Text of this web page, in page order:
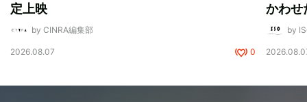
定上映
by CINRA編集部
2026.08.07 0
かわせ
by